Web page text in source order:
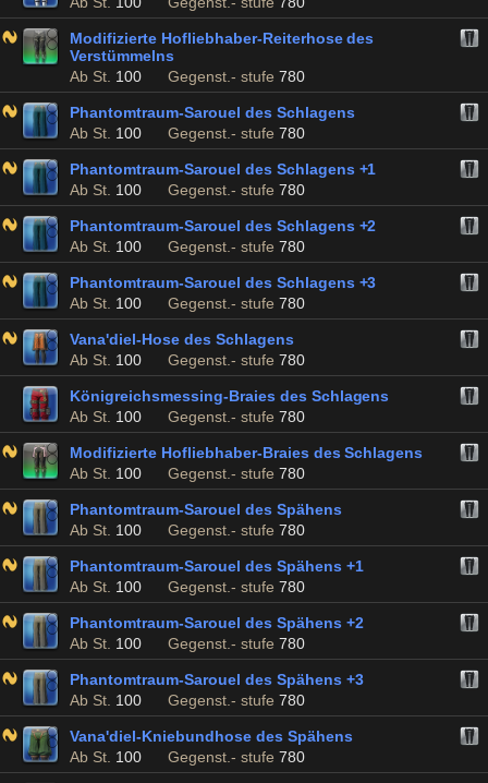
Modifizierte Hofliebhaber-Reiterhose des
Verstümmelns
Ab St. 100 Gegenst.- stufe 780
Phantomtraum-Sarouel des Schlagens
Ab St. 100 Gegenst.- stufe 780
Phantomtraum-Sarouel des Schlagens +1
Ab St. 100 Gegenst.- stufe 780
Phantomtraum-Sarouel des Schlagens +2
Ab St. 100 Gegenst.- stufe 780
Phantomtraum-Sarouel des Schlagens +3
Ab St. 100 Gegenst.- stufe 780
Vana'diel-Hose des Schlagens
Ab St. 100 Gegenst.- stufe 780
Königreichsmessing-Braies des Schlagens
Ab St. 100 Gegenst.- stufe 780
Modifizierte Hofliebhaber-Braies des Schlagens
Ab St. 100 Gegenst.- stufe 780
Phantomtraum-Sarouel des Spähens
Ab St. 100 Gegenst.- stufe 780
Phantomtraum-Sarouel des Spähens +1
Ab St. 100 Gegenst.- stufe 780
Phantomtraum-Sarouel des Spähens +2
Ab St. 100 Gegenst.- stufe 780
Phantomtraum-Sarouel des Spähens +3
Ab St. 100 Gegenst.- stufe 780
Vana'diel-Kniebundhose des Spähens
Ab St. 100 Gegenst.- stufe 780